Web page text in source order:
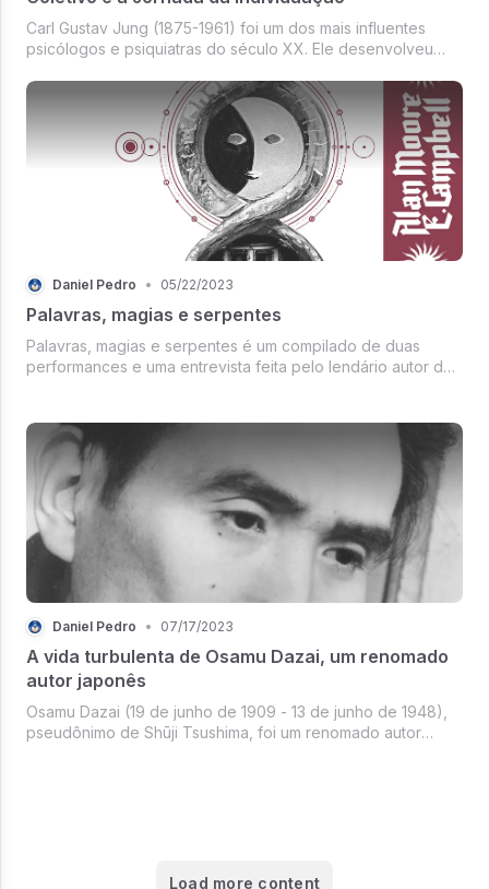
Carl Gustav Jung (1875-1961) foi um dos mais influentes
psicólogos e psiquiatras do século XX. Ele desenvolveu
explorando o papel do inconscien...
Daniel Pedro • 05/22/2023
Palavras, magias e serpentes
Palavras, magias e serpentes é um compilado de duas
performances e uma entrevista feita pelo lendário autor de
Daniel Pedro • 07/17/2023
A vida turbulenta de Osamu Dazai, um renomado
autor japonês
Osamu Dazai (19 de junho de 1909 - 13 de junho de 1948),
pseudônimo de Shūji Tsushima, foi um renomado autor
Load more content